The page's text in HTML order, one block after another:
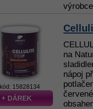
kód: 15828134
+ DÁREK
na
nápoj